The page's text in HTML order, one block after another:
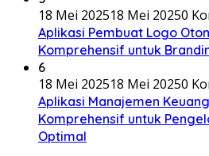
18 Mei 202518 Mei 20250
Aplikasi Pembuat Logo
Komprehensif untuk
6
18 Mei 202518 Mei 20250
Aplikasi Manajemen
Komprehensif untuk
Optimal